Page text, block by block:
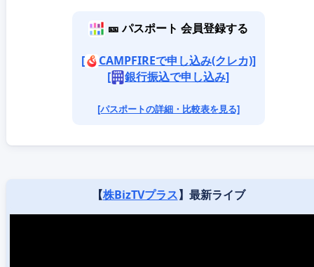
🎫 パスポート 会員登録する
[
CAMPFIREで申し込み(クレカ)]
[
銀行振込で申し込み]
[パスポートの詳細・比較表を見る]
【株BizTVプラス】最新ライブ